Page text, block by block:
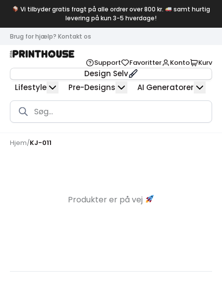
Vi tilbyder gratis fragt på alle ordrer over 800 kr.
samt hurtig
levering på kun 3-5 hverdage!
Brug for hjælp? Kontakt os
Support Favoritter Konto Kurv
Design Selv
Lifestyle
Pre-Designs AI Generatorer
Products
search
Hjem/KJ-011
Produkter er på vej